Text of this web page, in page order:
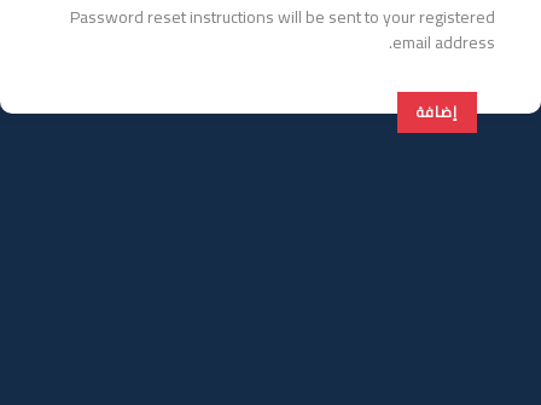
Password reset instructions will be sent to your registered
email address.